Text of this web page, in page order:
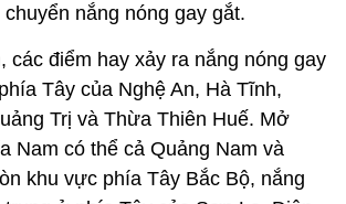
nắng nóng gay gắt.
các điểm hay xảy ra nắng nóng gay
Tây của Nghệ An, Hà Tĩnh,
Trị và Thừa Thiên Huế. Mở
Nam có thể cả Quảng Nam và
khu vực phía Tây Bắc Bộ, nắng